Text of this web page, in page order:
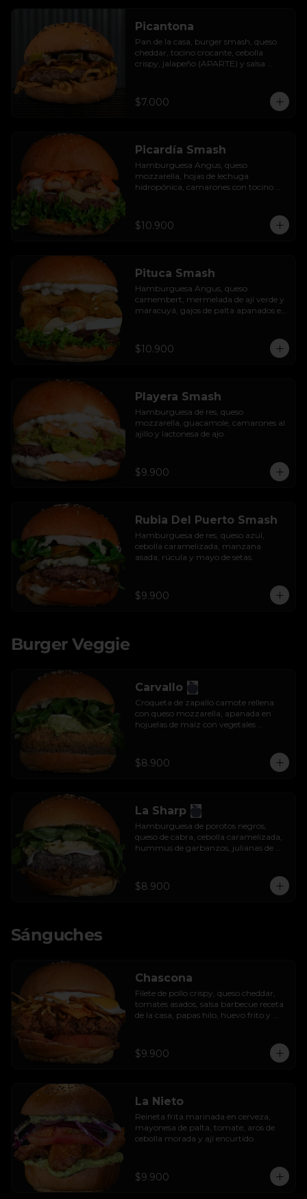
Picantona
Pan de la casa, burger smash, queso
cheddar, tocino crocante, cebolla
crispy, jalapeño (APARTE) y salsa
$7.000
Picardía Smash
Hamburguesa Angus, queso
mozzarella, hojas de lechuga
hidropónica, camarones con tocino
$10.900
Pituca Smash
Hamburguesa Angus, queso
camembert, mermelada de ají verde y
maracuyá, gajos de palta apanados en
$10.900
Playera Smash
Hamburguesa de res, queso
mozzarella, guacamole, camarones al
ajillo y lactonesa de ajo.
$9.900
Rubia Del Puerto Smash
Hamburguesa de res, queso azul,
cebolla caramelizada, manzana
asada, rúcula y mayo de setas.
$9.900
Burger Veggie
Carvallo
Croqueta de zapallo camote rellena
con queso mozzarella, apanada en
hojuelas de maíz con vegetales
$8.900
La Sharp
Hamburguesa de porotos negros,
queso de cabra, cebolla caramelizada,
hummus de garbanzos, julianas de
$8.900
Sánguches
Chascona
Filete de pollo crispy, queso cheddar,
tomates asados, salsa barbecue receta
de la casa, papas hilo, huevo frito y
$9.900
La Nieto
Reineta frita marinada en cerveza,
mayonesa de palta, tomate, aros de
cebolla morada y ají encurtido.
$9.900